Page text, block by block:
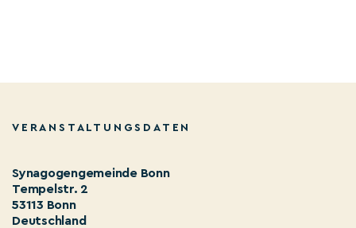
VERANSTALTUNGSDATEN
Synagogengemeinde Bonn
Tempelstr. 2
53113 Bonn
Deutschland